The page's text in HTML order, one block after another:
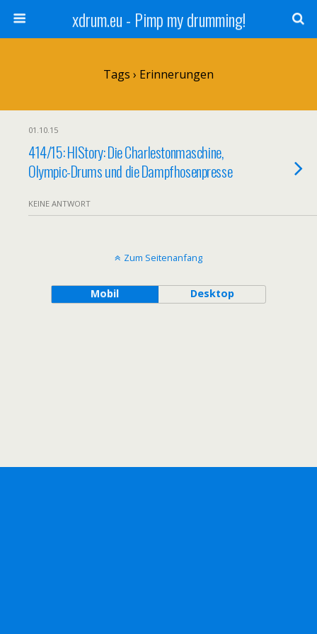
xdrum.eu - Pimp my drumming!
Tags › Erinnerungen
01.10.15
414/15: HIStory: Die Charlestonmaschine,
Olympic-Drums und die Dampfhosenpresse
KEINE ANTWORT
Zum Seitenanfang
Mobil Desktop